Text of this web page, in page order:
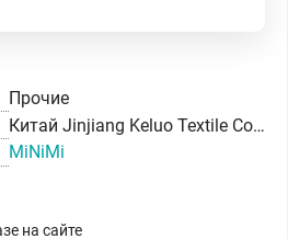
Прочие
Китай Jinjiang Keluo Textile Co. Ltd
MiNiMi
на сайте